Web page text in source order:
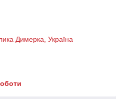
Димерка, Україна